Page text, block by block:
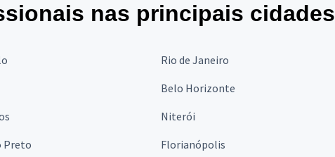
nas principais cidades
Rio de Janeiro
Belo Horizonte
Niterói
Preto Florianópolis